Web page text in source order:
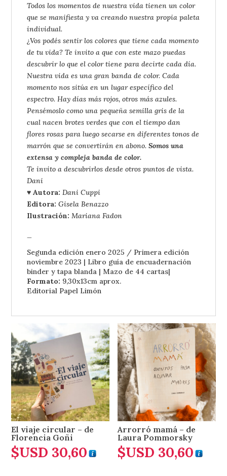
Todos los momentos de nuestra vida tienen un color
que se manifiesta y va creando nuestra propia paleta
individual.
¿Vos podés sentir los colores que tiene cada momento
de tu vida? Te invito a que con este mazo puedas
descubrir lo que el color tiene para decirte cada día.
Nuestra vida es una gran banda de color. Cada
momento nos sitúa en un lugar específico del
espectro. Hay días más rojos, otros más azules.
Pensémoslo como una pequeña semilla gris de la
cual nacen brotes verdes que con el tiempo dan
flores rosas para luego secarse en diferentes tonos de
marrón que se convertirán en abono.Somos una
extensa y compleja banda de color.
Te invito a descubrirlos desde otros puntos de vista.
Dani
♥ Autora: Dani Cuppi
Editora: Gisela Benazzo
Ilustración: Mariana Fadon
Segunda edición enero 2025 / Primera edición
noviembre 2023 | Libro guía de encuadernación
binder y tapa blanda | Mazo de 44 cartas|
Formato: 9,30x13cm aprox.
Editorial Papel Limón
El viaje circular – de
Florencia Goñi
$USD 30,60
Arrorró mamá – de
Laura Pommorsky
$USD 30,60